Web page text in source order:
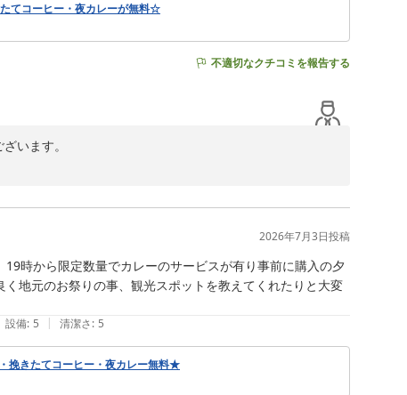
てコーヒー・夜カレーが無料☆
不適切なクチコミを報告する
います。
好評いただいております。
めて参ります。
2026年7月3日投稿
時から限定数量でカレーのサービスが有り事前に購入の夕
地元のお祭りの事、観光スポットを教えてくれたりと大変
設備: 5 | 清潔さ: 5
挽きたてコーヒー・夜カレー無料★